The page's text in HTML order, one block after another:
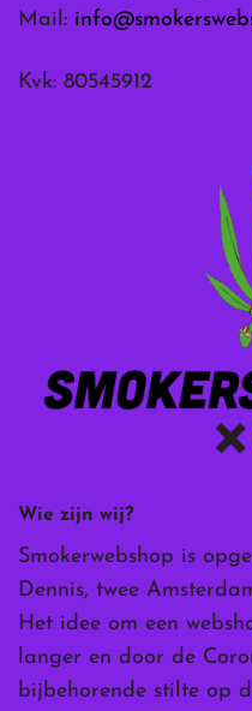
Wie zijn wij?
Smokerwebshop is
Dennis, twee
Het idee om een
langer en door de
bijbehorende stilte op
Mail:
Kvk: 80545912